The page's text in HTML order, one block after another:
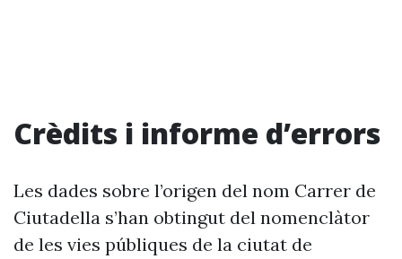
Crèdits i informe d’errors
Les dades sobre l’origen del nom Carrer de
Ciutadella s’han obtingut del nomenclàtor
de les vies públiques de la ciutat de